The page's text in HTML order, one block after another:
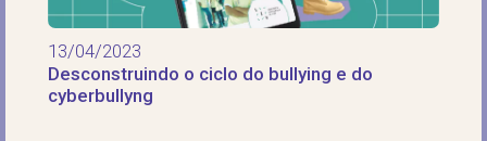
13/04/2023
Desconstruindo o ciclo do bullying e do
cyberbullyng